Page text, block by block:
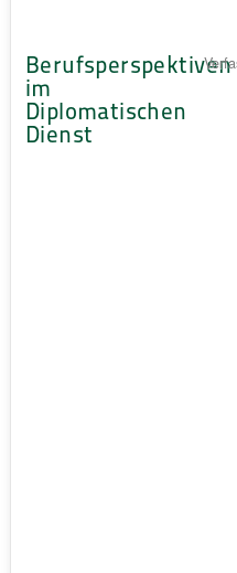
Berufsperspektiven
im
Diplomatischen
Dienst